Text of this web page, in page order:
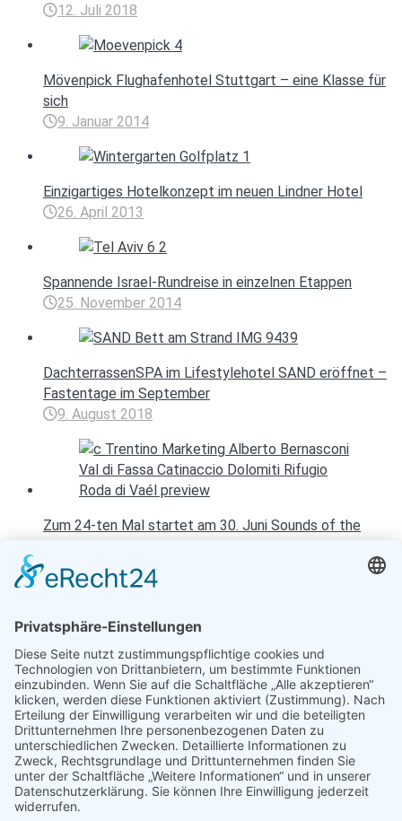
12. Juli 2018
Mövenpick Flughafenhotel Stuttgart – eine Klasse für
sich
9. Januar 2014
Einzigartiges Hotelkonzept im neuen Lindner Hotel
26. April 2013
Spannende Israel-Rundreise in einzelnen Etappen
25. November 2014
DachterrassenSPA im Lifestylehotel SAND eröffnet –
Fastentage im September
9. August 2018
Zum 24-ten Mal startet am 30. Juni Sounds of the
28. Juni 2018
Urlaub zum Bestpreis
Früheste Anreise: